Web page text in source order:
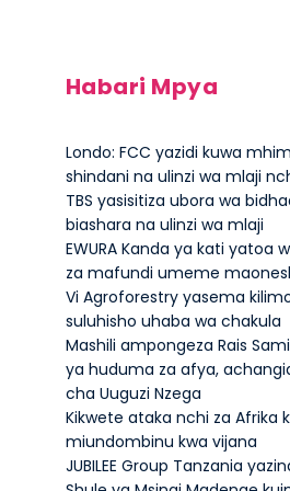
Habari Mpya
Londo: FCC yazidi kuwa
shindani na ulinzi wa mlaji
TBS yasisitiza ubora wa
biashara na ulinzi wa mlaji
EWURA Kanda ya kati yatoa
za mafundi umeme
Vi Agroforestry yasema
suluhisho uhaba wa chakula
Mashili ampongeza Rais
ya huduma za afya,
cha Uuguzi Nzega
Kikwete ataka nchi za Afrika
miundombinu kwa vijana
JUBILEE Group Tanzania